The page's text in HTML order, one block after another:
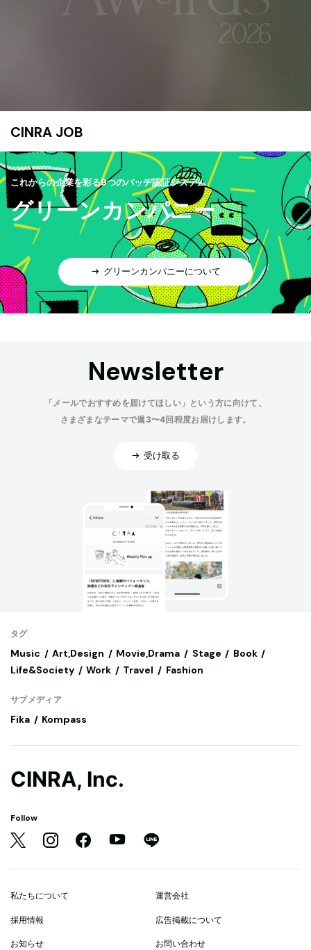
CINRA JOB
これからの企業を彩る9つのバッヂ認証システム
グリーンカンパニー
グリーンカンパニーについて
Newsletter
「メールでおすすめを届けてほしい」という方に向けて、
さまざまなテーマで週3〜4回程度お届けします。
受け取る
タグ
Music Art,Design Movie,Drama Stage
Book
Life&Society
Work Travel Fashion
サブメディア
Fika Kompass
CINRA, Inc.
Follow
私たちについて 運営会社
採用情報 広告掲載について
お知らせ お問い合わせ